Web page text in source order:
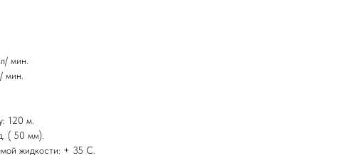
мин.
мин.
120 м.
( 50 мм).
жидкости: + 35 С.